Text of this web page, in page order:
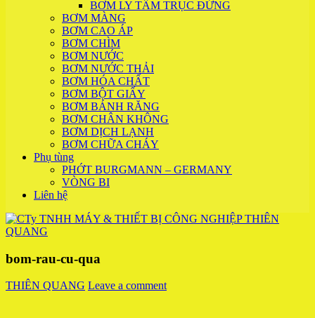
BƠM LY TÂM TRỤC ĐỨNG
BƠM MÀNG
BƠM CAO ÁP
BƠM CHÌM
BƠM NƯỚC
BƠM NƯỚC THẢI
BƠM HÓA CHẤT
BƠM BỘT GIẤY
BƠM BÁNH RĂNG
BƠM CHÂN KHÔNG
BƠM DỊCH LẠNH
BƠM CHỮA CHÁY
Phụ tùng
PHỚT BURGMANN – GERMANY
VÒNG BI
Liên hệ
bom-rau-cu-qua
THIÊN QUANG Leave a comment